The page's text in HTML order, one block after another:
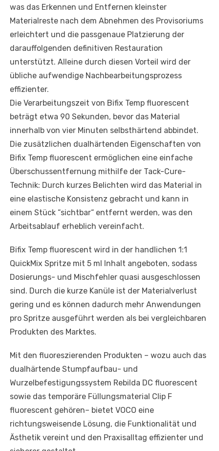
was das Erkennen und Entfernen kleinster
Materialreste nach dem Abnehmen des Provisoriums
erleichtert und die passgenaue Platzierung der
darauffolgenden definitiven Restauration
unterstützt. Alleine durch diesen Vorteil wird der
übliche aufwendige Nachbearbeitungsprozess
effizienter.
Die Verarbeitungszeit von Bifix Temp fluorescent
beträgt etwa 90 Sekunden, bevor das Material
innerhalb von vier Minuten selbsthärtend abbindet.
Die zusätzlichen dualhärtenden Eigenschaften von
Bifix Temp fluorescent ermöglichen eine einfache
Überschussentfernung mithilfe der Tack-Cure-
Technik: Durch kurzes Belichten wird das Material in
eine elastische Konsistenz gebracht und kann in
einem Stück “sichtbar“ entfernt werden, was den
Arbeitsablauf erheblich vereinfacht.
Bifix Temp fluorescent wird in der handlichen 1:1
QuickMix Spritze mit 5 ml Inhalt angeboten, sodass
Dosierungs- und Mischfehler quasi ausgeschlossen
sind. Durch die kurze Kanüle ist der Materialverlust
gering und es können dadurch mehr Anwendungen
pro Spritze ausgeführt werden als bei vergleichbaren
Produkten des Marktes.
Mit den fluoreszierenden Produkten – wozu auch das
dualhärtende Stumpfaufbau- und
Wurzelbefestigungssystem Rebilda DC fluorescent
sowie das temporäre Füllungsmaterial Clip F
fluorescent gehören– bietet VOCO eine
richtungsweisende Lösung, die Funktionalität und
Ästhetik vereint und den Praxisalltag effizienter und